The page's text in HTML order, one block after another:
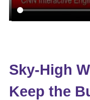
自然發音
開口溜英文
旅遊英文
英語俱樂部
ECAM
日語
韓語
更多
一對一家教
影音學英文
學員故事
活動花絮
校園贊助
Recruiting
Sky-High
Keep the